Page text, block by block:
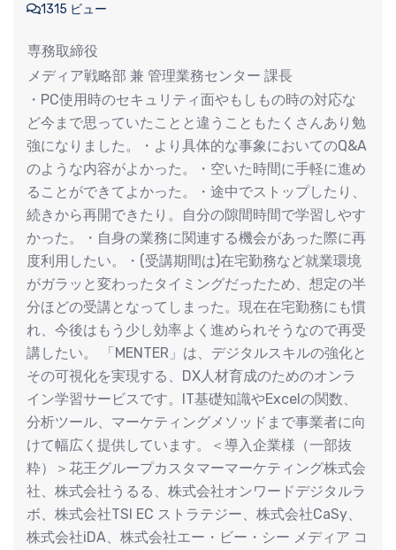
1315 ビュー
専務取締役
メディア戦略部 兼 管理業務センター 課長
・PC使用時のセキュリティ面やもしもの時の対応な
ど今まで思っていたことと違うこともたくさんあり勉
強になりました。・より具体的な事象においてのQ&A
のような内容がよかった。・空いた時間に手軽に進め
ることができてよかった。・途中でストップしたり、
続きから再開できたり。自分の隙間時間で学習しやす
かった。・自身の業務に関連する機会があった際に再
度利用したい。・(受講期間は)在宅勤務など就業環境
がガラッと変わったタイミングだったため、想定の半
分ほどの受講となってしまった。現在在宅勤務にも慣
れ、今後はもう少し効率よく進められそうなので再受
講したい。 「MENTER」は、デジタルスキルの強化と
その可視化を実現する、DX人材育成のためのオンラ
イン学習サービスです。IT基礎知識やExcelの関数、
分析ツール、マーケティングメソッドまで事業者に向
けて幅広く提供しています。＜導入企業様（一部抜
粋）＞花王グループカスタマーマーケティング株式会
社、株式会社うるる、株式会社オンワードデジタルラ
ボ、株式会社TSI EC ストラテジー、株式会社CaSy、
株式会社iDA、株式会社エー・ビー・シー メディア コ